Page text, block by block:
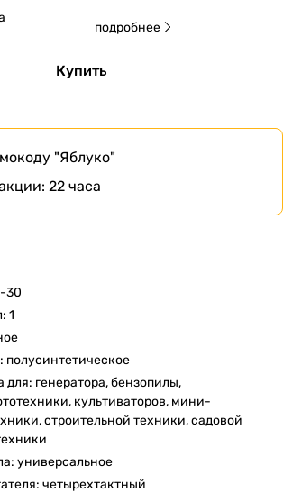
подробнее
Купить
"Яблуко"
22 часа
30
1
полусинтетическое
для: генератора, бензопилы,
культиваторов, мини-
строительной техники, садовой
универсальное
четырехтактный